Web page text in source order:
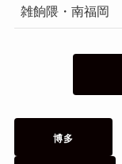
雑餉隈・南福岡
博多